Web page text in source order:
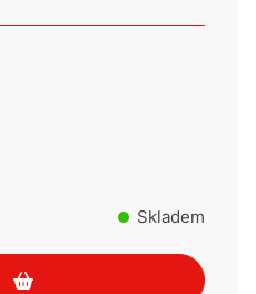
Skladem